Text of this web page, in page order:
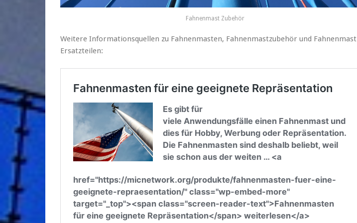
Fahnenmast Zubehör
Weitere Informationsquellen zu Fahnenmasten, Fahnenmastzubehör und Fahnenmast
Ersatzteilen: